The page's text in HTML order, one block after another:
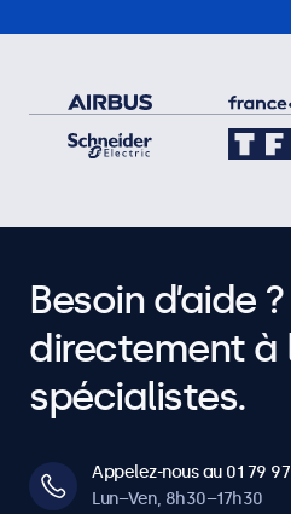
Besoin d’aide
directement à
spécialistes.
Appelez-nous au 01 79
Lun–Ven, 8h30–17h30